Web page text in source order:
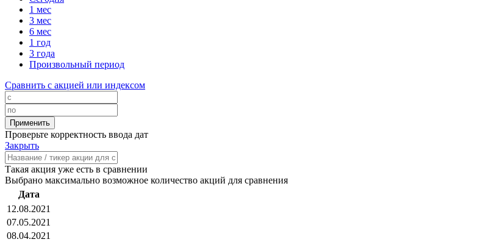
1 мес
3 мес
6 мес
1 год
3 года
Произвольный период
Сравнить с акцией или индексом
Проверьте корректность ввода дат
Закрыть
Такая акция уже есть в сравнении
Выбрано максимально возможное количество акций для сравнения
Дата
12.08.2021
07.05.2021
08.04.2021